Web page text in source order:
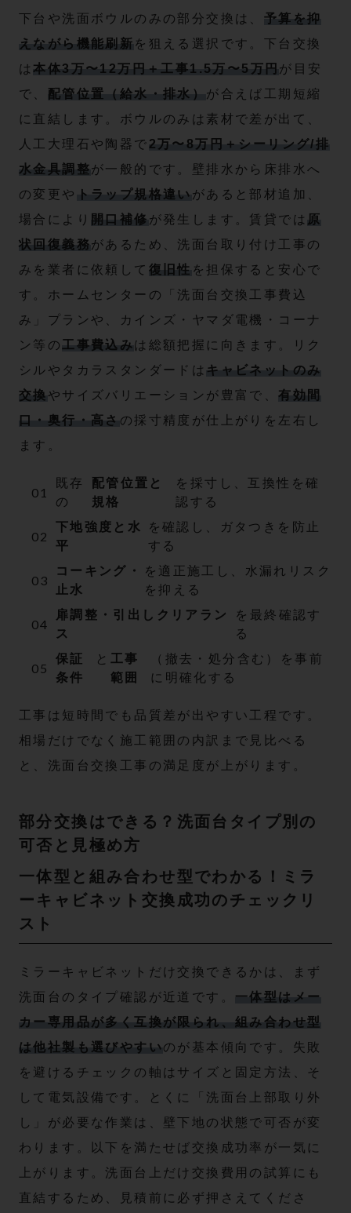
下台や洗面ボウルのみの部分交換は、 予算を抑
えながら機能刷新 を狙える選択です。下台交換
は本体3万〜12万円＋工事1.5万〜5万円 が目安
で、 配管位置（給水・排水） が合えば工期短縮
に直結します。ボウルのみは素材で差が出て、
人工大理石や陶器で2万〜8万円＋シーリング/排
水金具調整が一般的です。壁排水から床排水へ
の変更や
トラップ規格違い があると部材追加、
場合により 開口補修 が発生します。賃貸では 原
状回復義務があるため、洗面台取り付け工事の
みを業者に依頼して 復旧性 を担保すると安心で
す。ホームセンターの「洗面台交換工事費込
み」プランや、カインズ・ヤマダ電機・コーナ
ン等の工事費込みは総額把握に向きます。リク
シルやタカラスタンダードは キャビネットのみ
交換 やサイズバリエーションが豊富で、有効間
口・奥行・高さ の採寸精度が仕上がりを左右し
ます。
既存
の
配管位置と
規格
を採寸し、互換性を確
認する
下地強度と水
平
を確認し、ガタつきを防止
する
コーキング・
止水
を適正施工し、水漏れリスク
を抑える
扉調整・引出しクリアラン
ス
を最終確認す
る
保証
条件
と 工事
範囲
（撤去・処分含む）を事前
に明確化する
工事は短時間でも品質差が出やすい工程です。
相場だけでなく施工範囲の内訳まで見比べる
と、洗面台交換工事の満足度が上がります。
部分交換はできる？洗面台タイプ別の
可否と見極め方
一体型と組み合わせ型でわかる！ミラ
ーキャビネット交換成功のチェックリ
スト
ミラーキャビネットだけ交換できるかは、まず
洗面台のタイプ確認が近道です。 一体型はメー
カー専用品が多く互換が限られ、組み合わせ型
は他社製も選びやすいのが基本傾向です。失敗
を避けるチェックの軸はサイズと固定方法、そ
して電気設備です。とくに「洗面台上部取り外
し」が必要な作業は、壁下地の状態で可否が変
わります。以下を満たせば交換成功率が一気に
上がります。洗面台上だけ交換費用の試算にも
直結するため、見積前に必ず押さえてくださ